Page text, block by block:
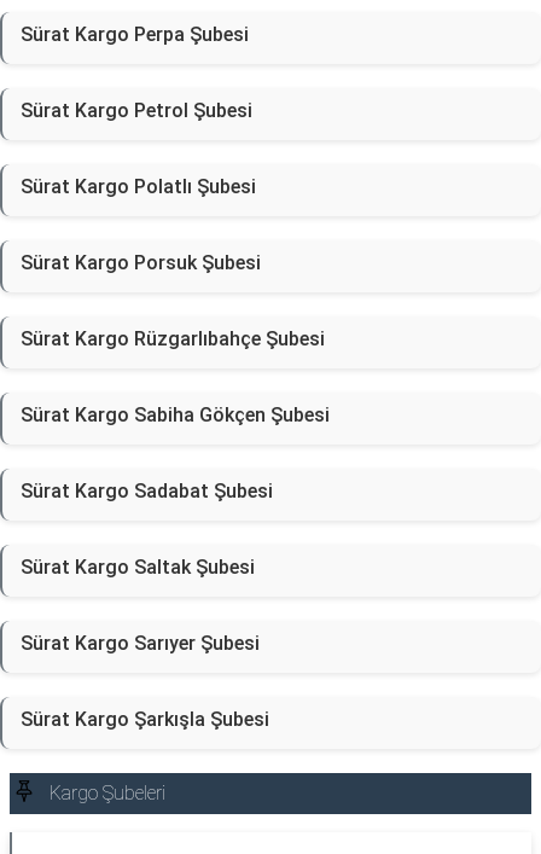
Sürat Kargo Perpa Şubesi
Sürat Kargo Petrol Şubesi
Sürat Kargo Polatlı Şubesi
Sürat Kargo Porsuk Şubesi
Sürat Kargo Rüzgarlıbahçe Şubesi
Sürat Kargo Sabiha Gökçen Şubesi
Sürat Kargo Sadabat Şubesi
Sürat Kargo Saltak Şubesi
Sürat Kargo Sarıyer Şubesi
Sürat Kargo Şarkışla Şubesi
Kargo Şubeleri